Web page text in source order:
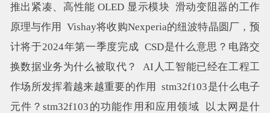
推出紧凑、高性能 OLED 显示模块 滑动变阻器的工作
原理与作用
Vishay将收购Nexperia的纽波特晶圆厂，预
计将于2024年第一季度完成 CSD是什么意思？电路交
换数据业务为什么被取代？
AI人工智能已经在工程工
作场所发挥着越来越重要的作用
stm32f103是什么电子
元件？stm32f103的功能作用和应用领域
以太网是什